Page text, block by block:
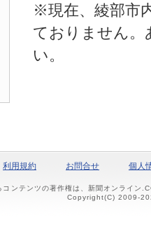
※現在、綾部市
ておりません。
い。
利用規約 お問合せ 個人
ンテンツの著作権は、新聞オンライン
Copyright(C) 2009-